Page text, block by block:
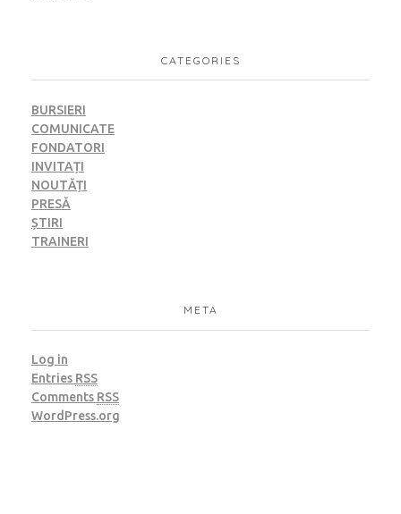
CATEGORIES
BURSIERI
COMUNICATE
FONDATORI
INVITAȚI
NOUTĂȚI
PRESĂ
ȘTIRI
TRAINERI
META
Log in
Entries RSS
Comments RSS
WordPress.org